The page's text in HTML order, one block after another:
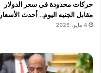
حركات محدودة في سعر الدولار
مقابل الجنيه اليوم.. أحدث الأسعار
4 مايو، 2026